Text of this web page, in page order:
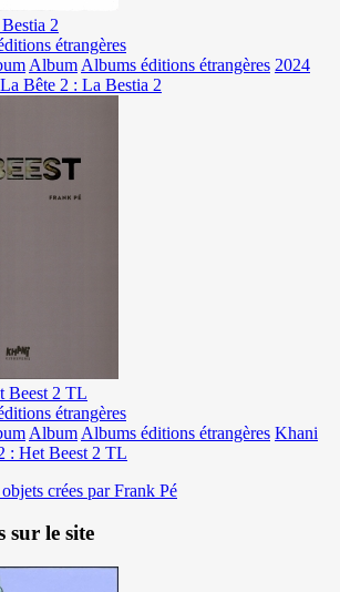
2
étrangères
Album Albums éditions étrangères 2024
La Bête 2 : La Bestia 2
Beest 2 TL
étrangères
Album Albums éditions étrangères Khani
: Het Beest 2 TL
crées par Frank Pé
sur le site